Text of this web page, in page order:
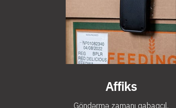
Affiks
Göndərmə zamanı qabaqcıl,